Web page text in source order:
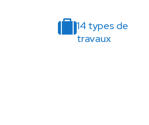
14 types de
travaux